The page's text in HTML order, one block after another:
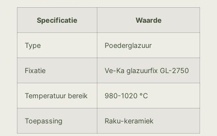
Specificatie Waarde
Type Poederglazuur
Fixatie Ve-Ka glazuurfix GL-2750
Temperatuur bereik 980-1020 °C
Toepassing Raku-keramiek